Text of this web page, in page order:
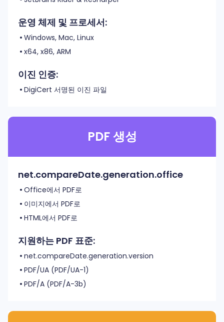
운영 체제 및 프로세서:
Windows, Mac, Linux
x64, x86, ARM
이진 인증:
DigiCert 서명된 이진 파일
PDF 생성
net.compareDate.generation.office
Office에서 PDF로
이미지에서 PDF로
HTML에서 PDF로
지원하는 PDF 표준:
net.compareDate.generation.version
PDF/UA (PDF/UA-1)
PDF/A (PDF/A-3b)